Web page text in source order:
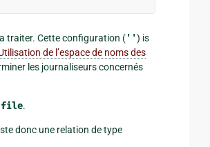
traiter. Cette configuration ('') is
de l’espace de noms des
les journaliseurs concernés
file.
donc une relation de type